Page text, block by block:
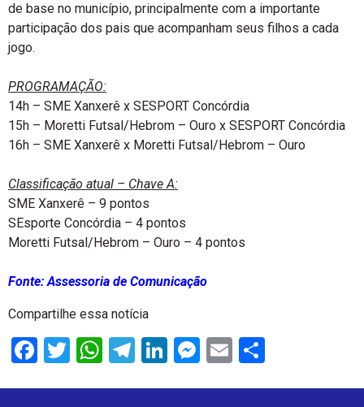
de base no município, principalmente com a importante
participação dos pais que acompanham seus filhos a cada
jogo.
PROGRAMAÇÃO:
14h – SME Xanxerê x SESPORT Concórdia
15h – Moretti Futsal/Hebrom – Ouro x SESPORT Concórdia
16h – SME Xanxerê x Moretti Futsal/Hebrom – Ouro
Classificação atual – Chave A:
SME Xanxerê – 9 pontos
SEsporte Concórdia – 4 pontos
Moretti Futsal/Hebrom – Ouro – 4 pontos
Fonte: Assessoria de Comunicação
Compartilhe essa notícia
Facebook
Twitter
WhatsApp
Telegram
LinkedIn
Messenger
Email